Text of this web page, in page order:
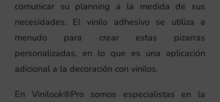
comunicar su planning a la medida de sus
necesidades. El vinilo adhesivo se utiliza a
menudo para crear estas pizarras
personalizadas, en lo que es una aplicación
adicional a la decoración con vinilos.
En Vinilook®Pro somos especialistas en la